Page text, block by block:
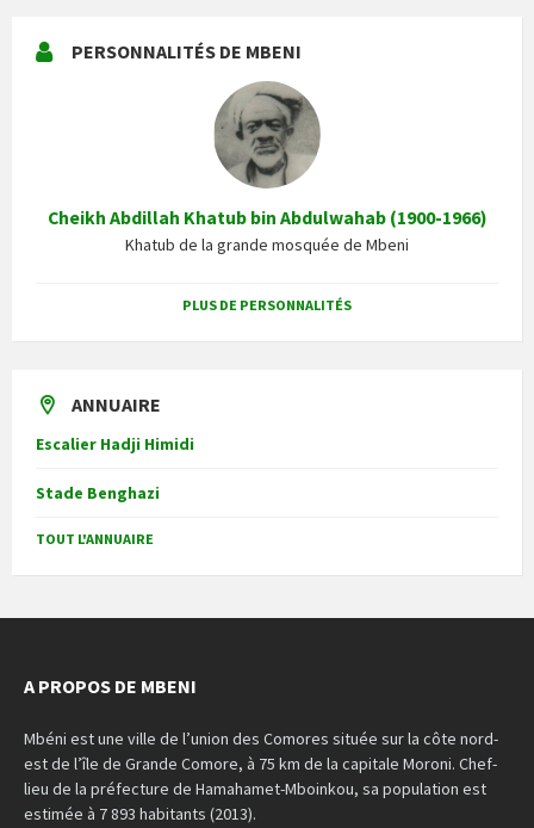
PERSONNALITÉS DE MBENI
Cheikh Abdillah Khatub bin Abdulwahab (1900-1966)
Khatub de la grande mosquée de Mbeni
PLUS DE PERSONNALITÉS
ANNUAIRE
Escalier Hadji Himidi
Stade Benghazi
TOUT L'ANNUAIRE
A PROPOS DE MBENI
Mbéni est une ville de l’union des Comores située sur la côte nord-
est de l’île de Grande Comore, à 75 km de la capitale Moroni. Chef-
lieu de la préfecture de Hamahamet-Mboinkou, sa population est
estimée à 7 893 habitants (2013).